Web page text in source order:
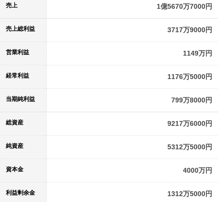
1億5670万7000円
3717万9000円
1149万円
1176万5000円
799万8000円
9217万6000円
5312万5000円
4000万円
1312万5000円
売上
売上総利益
営業利益
経常利益
当期純利益
総資産
純資産
資本金
利益剰余金